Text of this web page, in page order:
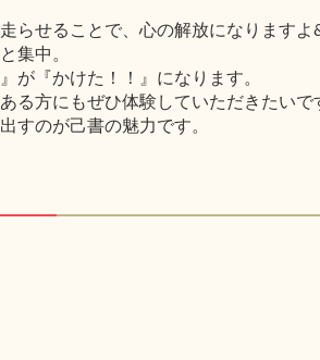
らせることで、心の解放になりますよ
集中。
が『かけた！！』になります。
る方にもぜひ体験していただきたいで
すのが己書の魅力です。